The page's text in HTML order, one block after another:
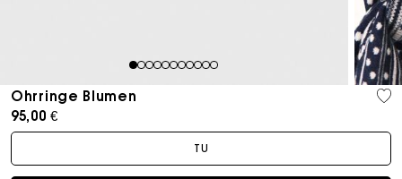
1234567891011
Ohrringe Blumen
95,00 €
TU